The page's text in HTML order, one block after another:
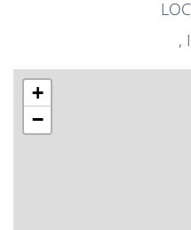
,
+
−